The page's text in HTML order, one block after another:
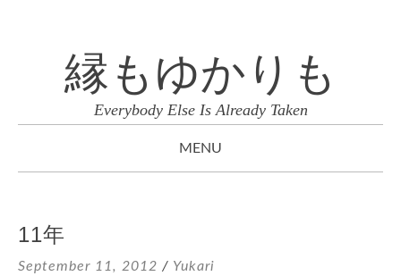
縁もゆかりも
Everybody Else Is Already Taken
MENU
CONTENT
11年
September 11, 2012 / Yukari